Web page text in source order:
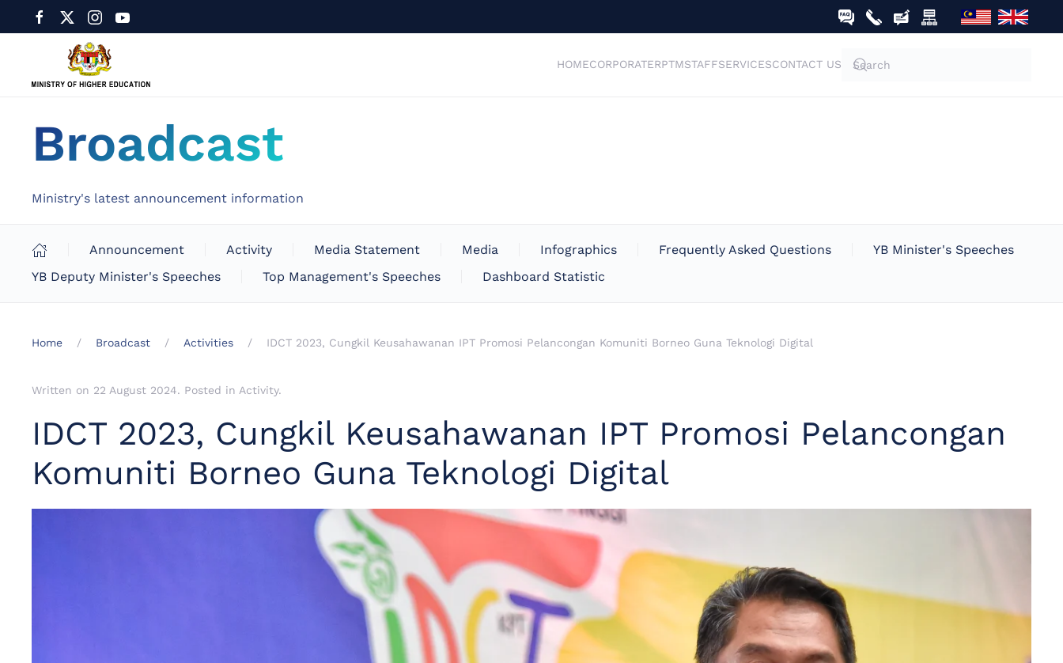
HOMECORPORATERPTMSTAFFSERVICESCONTACT US
Broadcast
Ministry's latest announcement information
Announcement Activity Media Statement Media Infographics Frequently Asked Questions
YB Minister's Speeches
YB Deputy Minister's Speeches
Top Management's Speeches Dashboard Statistic
Home Broadcast Activities IDCT 2023, Cungkil Keusahawanan IPT Promosi Pelancongan Komuniti Borneo Guna Teknologi Digital
Written on 22 August 2024. Posted in Activity.
IDCT 2023, Cungkil Keusahawanan IPT Promosi Pelancongan
Komuniti Borneo Guna Teknologi Digital